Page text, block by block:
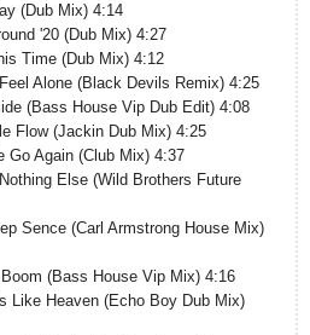
(Dub Mix) 4:14
'20 (Dub Mix) 4:27
Time (Dub Mix) 4:12
Alone (Black Devils Remix) 4:25
(Bass House Vip Dub Edit) 4:08
Flow (Jackin Dub Mix) 4:25
Go Again (Club Mix) 4:37
Else (Wild Brothers Future
Sence (Carl Armstrong House Mix)
(Bass House Vip Mix) 4:16
Like Heaven (Echo Boy Dub Mix)